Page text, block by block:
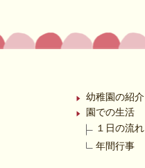
幼稚園の紹介
園での生活
１日の流れ
年間行事